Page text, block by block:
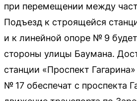
при перемещении между
Подъезд к строящейся
и к линейной опоре № 9
стороны улицы Баумана.
станции «Проспект
№ 17 обеспечат с проспекта